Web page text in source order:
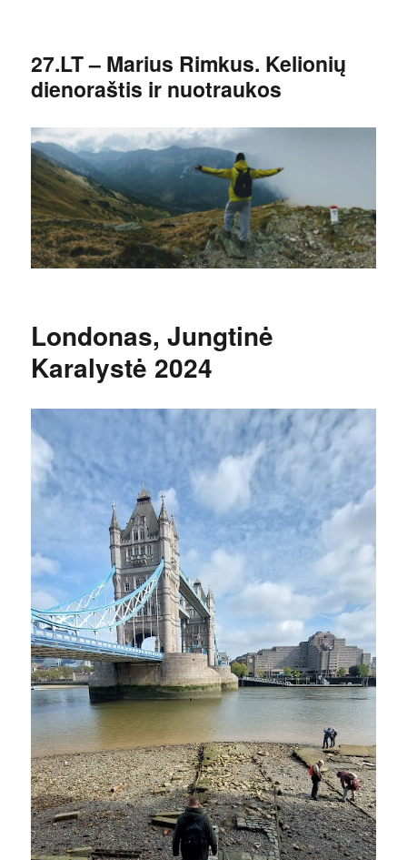
27.LT – Marius Rimkus. Kelionių
dienoraštis ir nuotraukos
Londonas, Jungtinė
Karalystė 2024